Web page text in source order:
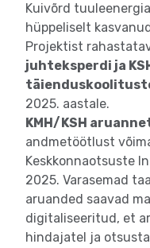
Kuivõrd
hüppeliselt
Projektist
juhteksperdi ja
2025. aastale.
KMH/KSH
andmetöötlust
Keskkonnaotsuste
2025. Varasemad
aruanded saavad
digitaliseeritud, et
hindajatel ja